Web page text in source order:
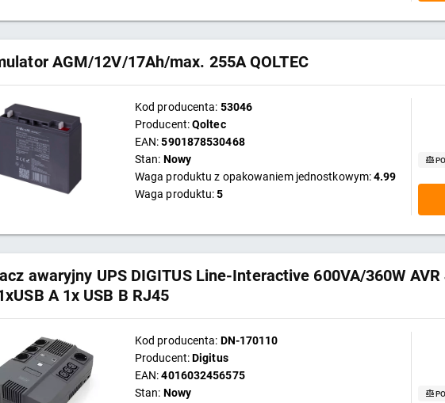
AGM/12V/17Ah/max. 255A QOLTEC
Kod producenta: 53046
Producent:Qoltec
EAN:5901878530468
Stan: Nowy
Waga produktu z opakowaniem jednostkowym:4.99
Waga produktu:5
awaryjny UPS DIGITUS Line-Interactive 600VA/360W AVR
A 1x USB B RJ45
Kod producenta: DN-170110
Producent:Digitus
EAN:4016032456575
Stan: Nowy